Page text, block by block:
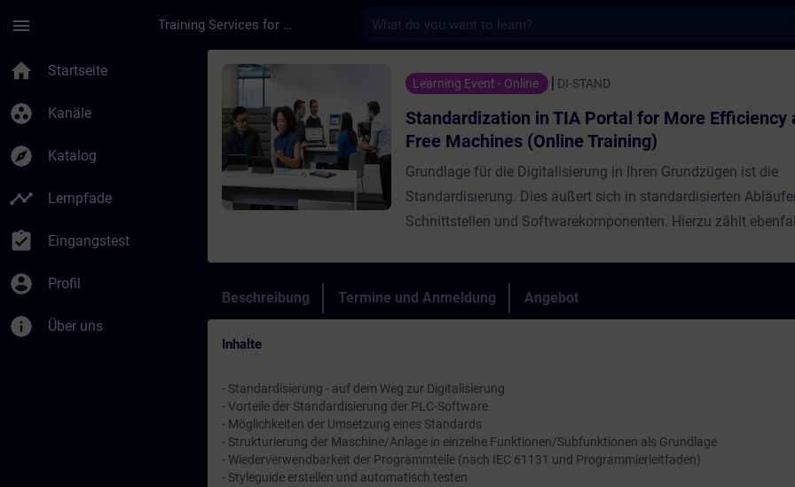
menu Training Services for Digital Industries
home Startseite
group_work Kanäle
explore Katalog
timeline Lernpfade
assignment_turned_in Eingangstest
account_circle Profil
info Über uns
Kurs - Standardization in TIA Portal for More Efficiency and
Learning Event - Online DI-STAND
Standardization in TIA Portal for More Efficiency
Free Machines (Online Training)
Grundlage für die Digitalisierung in Ihren Grundzügen ist die
Standardisierung. Dies äußert sich in standardisierten
Schnittstellen und Softwarekomponenten. Hierzu zählt
Schnittstellen und Softwarekomponenten haben. Dennoch
Entwicklung weiter und es gibt neue Trends wie z.B. virtuelle
Standard anzupassen oder neu auszurichten. Lernen Sie von
Hersteller wie Sie Ihre betrieblichen Schnittstellen und
durch Standardisierung im Sinne von Effektivität und Effizienz
gestalten können.
Beschreibung Termine und Anmeldung Angebot
Inhalte
- Standardisierung - auf dem Weg zur Digitalisierung
- Vorteile der Standardisierung der PLC-Software
- Möglichkeiten der Umsetzung eines Standards
- Strukturierung der Maschine/Anlage in einzelne Funktionen/Subfunktionen als Grundlage
- Wiederverwendbarkeit der Programmteile (nach IEC 61131 und Programmierleitfaden)
- Styleguide erstellen und automatisch testen